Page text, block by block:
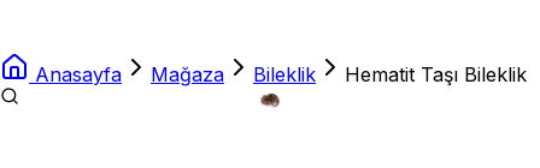
Anasayfa Mağaza Bileklik Hematit Taşı Bileklik